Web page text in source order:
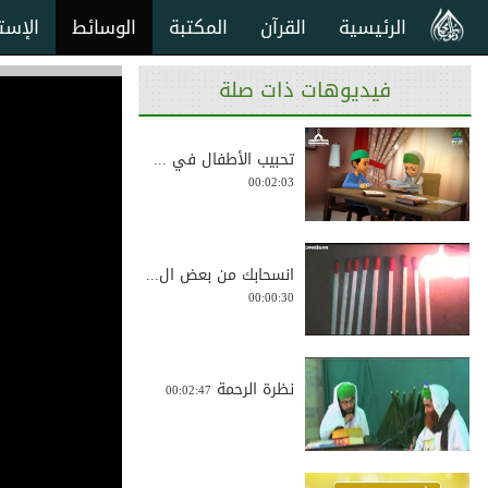
الوسائط المكتبة القرآن الرئيسية
فيديوهات ذات صلة
تحبيب الأطفال في ...
00:02:03
انسحابك من بعض ال...
00:00:30
نظرة الرحمة 00:02:47